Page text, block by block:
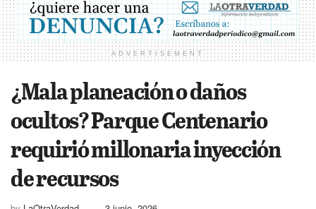
ADVERTISEMENT
¿Mala planeación o daños
ocultos? Parque Centenario
requirió millonaria inyección
de recursos